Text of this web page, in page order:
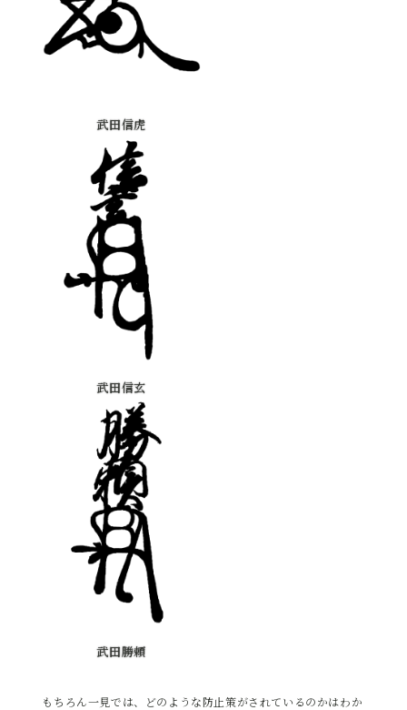
武田信虎
武田信玄
武田勝頼
もちろん一見では、どのような防止策がされているのかはわか